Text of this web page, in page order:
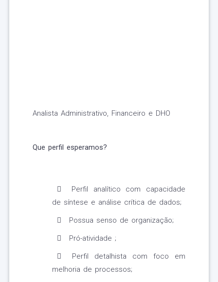
Analista Administrativo, Financeiro e DHO
Que perfil esperamos?
Perfil analítico com capacidade
de síntese e análise crítica de dados;
Possua senso de organização;
Pró-atividade ;
Perfil detalhista com foco em
melhoria de processos;